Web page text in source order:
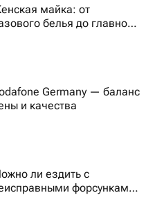
майка: от
белья до главного
Germany — баланс
и качества
ли ездить с
форсунками